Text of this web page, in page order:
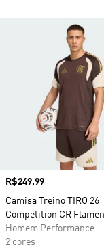
Preço
R$249,99
Camisa Treino TIRO 26
Competition CR
Homem Performance
2 cores